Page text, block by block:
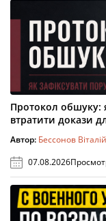
Протокол обшуку:
втратити докази
Автор: Бессонов
07.08.2026